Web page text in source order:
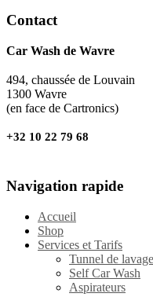
Contact
Car Wash de Wavre
494, chaussée de Louvain
1300 Wavre
(en face de Cartronics)
+32 10 22 79 68
Navigation rapide
Accueil
Shop
Services et Tarifs
Tunnel de lavage
Self Car Wash
Aspirateurs